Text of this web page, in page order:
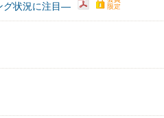
グ状況に注目―